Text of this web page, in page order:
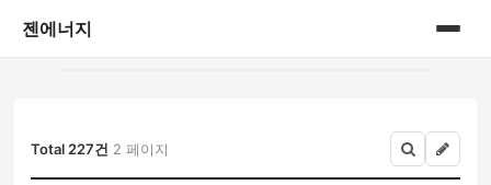
젠에너지
게시판
Total 227건 2 페이지